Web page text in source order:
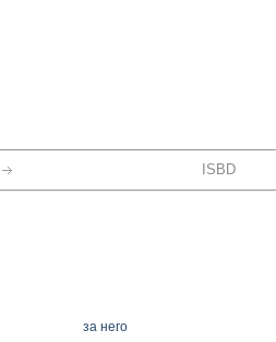
ISBD
за него